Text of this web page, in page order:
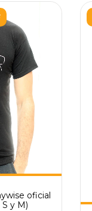
oficial
y M)